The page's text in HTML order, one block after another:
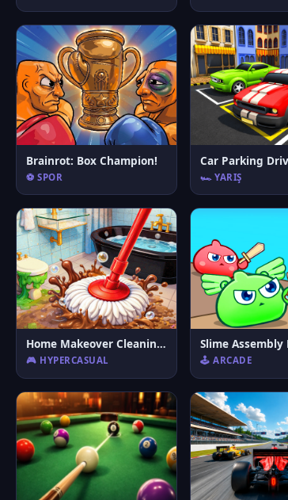
Brainrot: Box Champion!
⚽ SPOR
Car Parking
🏎️ YARIŞ
Home Makeover Cleaning Game
🎮 HYPERCASUAL
Slime Assembly
🕹️ ARCADE